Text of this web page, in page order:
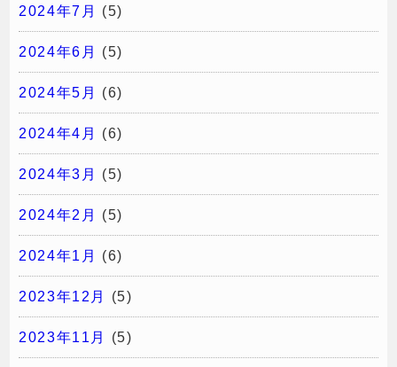
2024年7月 (5)
2024年6月 (5)
2024年5月 (6)
2024年4月 (6)
2024年3月 (5)
2024年2月 (5)
2024年1月 (6)
2023年12月 (5)
2023年11月 (5)